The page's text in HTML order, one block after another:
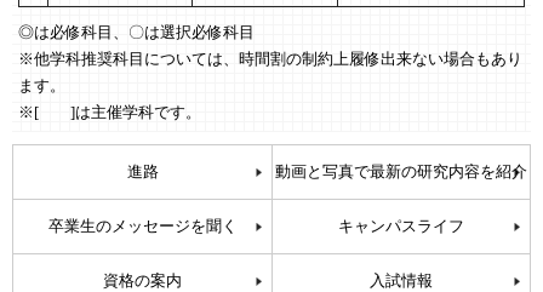
◎は必修科目、〇は選択必修科目
※他学科推奨科目については、時間割の制約上履修出来ない場合もあり
ます。
※[ ]は主催学科です。
進路 動画と写真で最新の研究内容を紹介
卒業生のメッセージを聞く キャンパスライフ
資格の案内 入試情報